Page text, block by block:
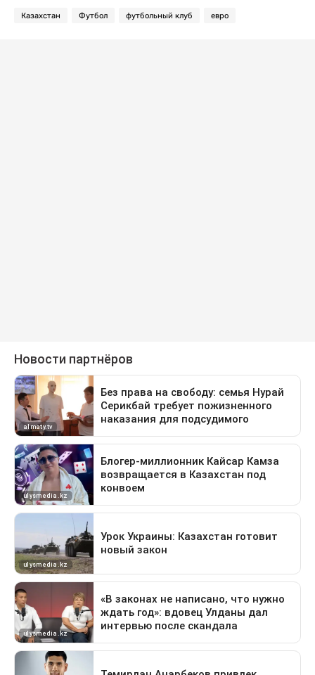
Казахстан Футбол футбольный клуб евро